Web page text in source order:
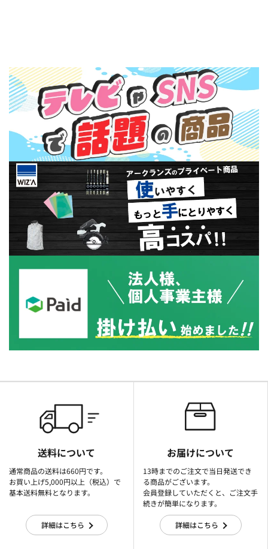
送料について
通常商品の送料は660円です。
お買い上げ5,000円以上（税込）で
基本送料無料となります。
詳細はこちら
お届けについて
13時までのご注文で当日発送でき
る商品がございます。
会員登録していただくと、ご注文手
続きが簡単になります。
詳細はこちら